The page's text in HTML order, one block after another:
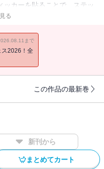
ッカーを貼ることで、ステッ
レイザー」たちの争いに、あ
自らもブレイザーとして戦い
!!
る
まで
ス2026！全
この作品の最新巻
新刊から
まとめてカート